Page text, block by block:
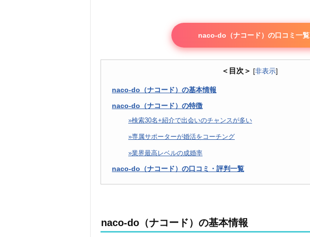
naco-do（ナコード）の口コミ一覧
＜目次＞ [非表示]
naco-do（ナコード）の基本情報
naco-do（ナコード）の特徴
検索30名+紹介で出会いのチャンスが多い
専属サポーターが婚活をコーチング
業界最高レベルの成婚率
naco-do（ナコード）の口コミ・評判一覧
naco-do（ナコード）の基本情報